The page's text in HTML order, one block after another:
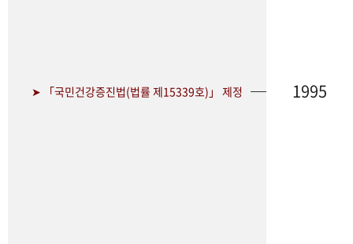
➤ 「국민건강증진법(법률 제15339호)」 제정 1995